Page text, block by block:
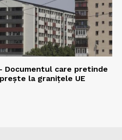
Documentul care pretinde
la granițele UE